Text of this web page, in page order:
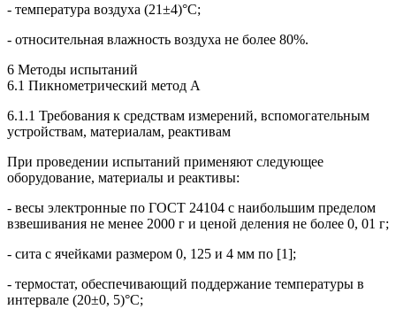
- температура воздуха (21±4)°C;
- относительная влажность воздуха не более 80%.
6 Методы испытаний
6.1 Пикнометрический метод А
6.1.1 Требования к средствам измерений, вспомогательным
устройствам, материалам, реактивам
При проведении испытаний применяют следующее
оборудование, материалы и реактивы:
- весы электронные по ГОСТ 24104 с наибольшим пределом
взвешивания не менее 2000 г и ценой деления не более 0, 01 г;
- сита с ячейками размером 0, 125 и 4 мм по [1];
- термостат, обеспечивающий поддержание температуры в
интервале (20±0, 5)°C;